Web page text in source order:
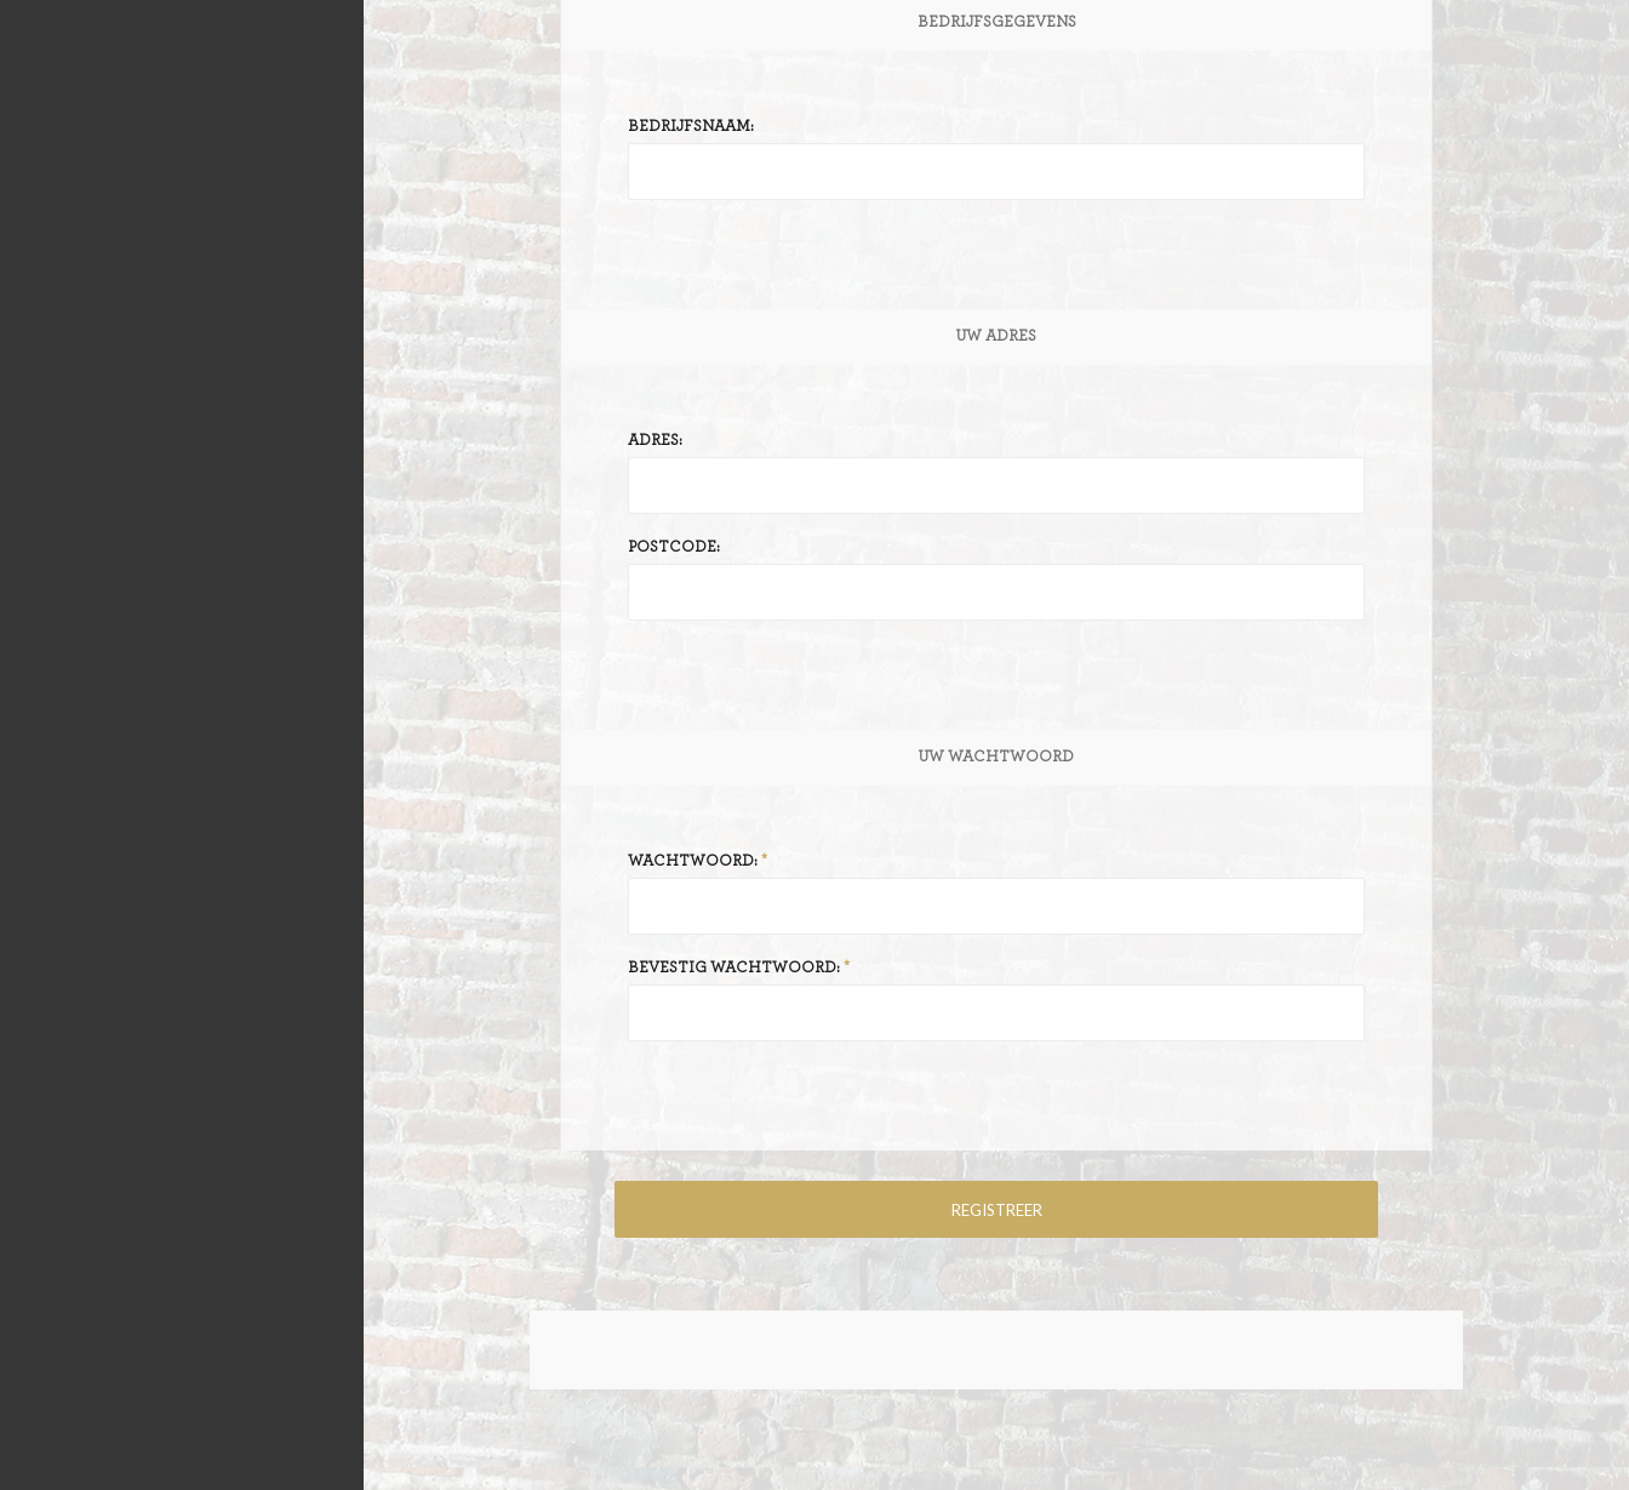
BUSBRODEN
GEVULD BROOD
BROODJES
STOKBROOD
RIJSTEVLAAI
KRUIMELVLAAI
VLAAI RASTER
OPEN VLAAI
LUXE VLAAI
SEIZOEN VLAAI
GEBAKJES
GÂTEAUX
BEDRIJFSGEGEVENS
BEDRIJFSNAAM:
UW ADRES
ADRES:
POSTCODE:
UW WACHTWOORD
WACHTWOORD:
BEVESTIG WACHTWOORD: